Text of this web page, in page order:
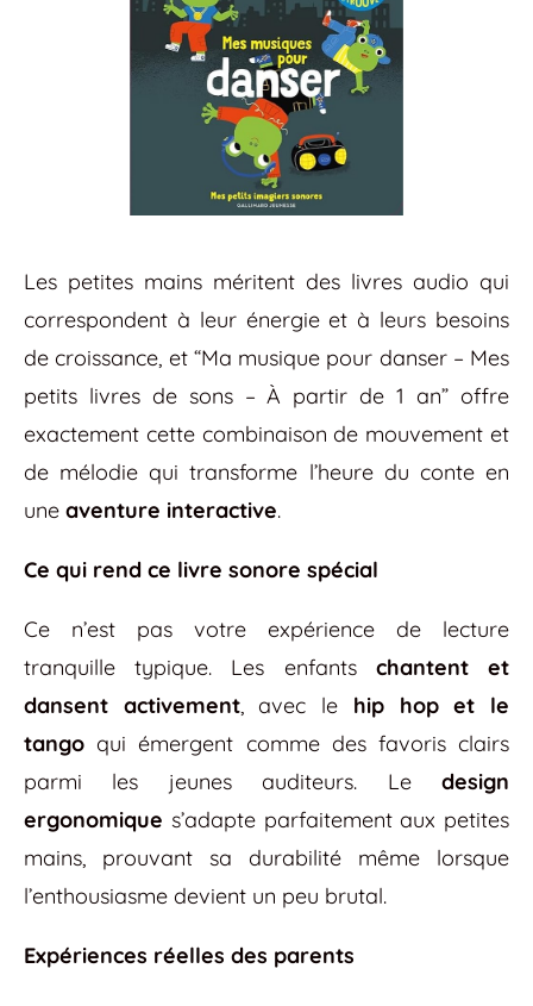
Les petites mains méritent des livres audio qui
correspondent à leur énergie et à leurs besoins
de croissance, et “Ma musique pour danser – Mes
petits livres de sons – À partir de 1 an” offre
exactement cette combinaison de mouvement et
de mélodie qui transforme l’heure du conte en
une aventure interactive.
Ce qui rend ce livre sonore spécial
Ce n’est pas votre expérience de lecture
tranquille typique. Les enfants chantent et
dansent activement, avec le hip hop et le
tango qui émergent comme des favoris clairs
parmi les jeunes auditeurs. Le design
ergonomique s’adapte parfaitement aux petites
mains, prouvant sa durabilité même lorsque
l’enthousiasme devient un peu brutal.
Expériences réelles des parents